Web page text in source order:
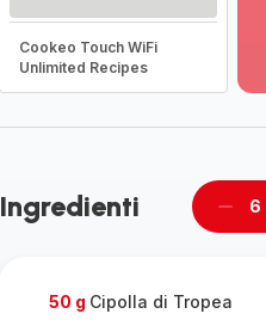
Cookeo Touch WiFi
Unlimited Recipes
Ingredienti 6
50 g Cipolla di Tropea